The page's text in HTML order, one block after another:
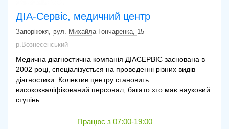
ДІА-Сервіс, медичний центр
Запоріжжя
вул. Михайла Гончаренка, 15
р.Вознесенський
Медична діагностична компанія ДІАСЕРВІС заснована в
2002 році, спеціалізується на проведенні різних видів
діагностики. Колектив центру становить
висококваліфікований персонал, багато хто має науковий
ступінь.
Працює з 07:00-19:00